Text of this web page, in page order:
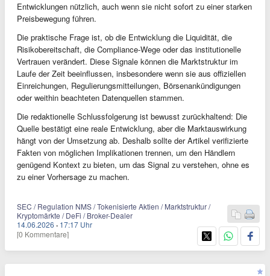
Entwicklungen nützlich, auch wenn sie nicht sofort zu einer starken
Preisbewegung führen.
Die praktische Frage ist, ob die Entwicklung die Liquidität, die
Risikobereitschaft, die Compliance-Wege oder das institutionelle
Vertrauen verändert. Diese Signale können die Marktstruktur im
Laufe der Zeit beeinflussen, insbesondere wenn sie aus offiziellen
Einreichungen, Regulierungsmitteilungen, Börsenankündigungen
oder weithin beachteten Datenquellen stammen.
Die redaktionelle Schlussfolgerung ist bewusst zurückhaltend: Die
Quelle bestätigt eine reale Entwicklung, aber die Marktauswirkung
hängt von der Umsetzung ab. Deshalb sollte der Artikel verifizierte
Fakten von möglichen Implikationen trennen, um den Händlern
genügend Kontext zu bieten, um das Signal zu verstehen, ohne es
zu einer Vorhersage zu machen.
SEC / Regulation NMS / Tokenisierte Aktien / Marktstruktur /
Kryptomärkte / DeFi / Broker-Dealer
14.06.2026 · 17:17 Uhr
[0 Kommentare]